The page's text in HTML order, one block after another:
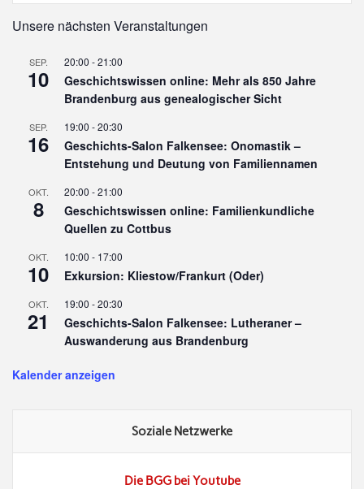
Unsere nächsten Veranstaltungen
SEP.
10
20:00 -21:00
Geschichtswissen online: Mehr als 850 Jahre
Brandenburg aus genealogischer Sicht
SEP.
16
19:00 -20:30
Geschichts-Salon Falkensee: Onomastik –
Entstehung und Deutung von Familiennamen
OKT.
8
20:00 -21:00
Geschichtswissen online: Familienkundliche
Quellen zu Cottbus
OKT.
10
10:00 - 17:00
Exkursion: Kliestow/Frankurt (Oder)
OKT.
21
19:00 -20:30
Geschichts-Salon Falkensee: Lutheraner –
Auswanderung aus Brandenburg
Kalender anzeigen
Soziale Netzwerke
Die BGG bei Youtube